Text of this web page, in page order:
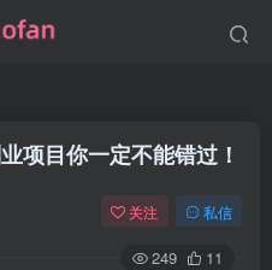
项目你一定不能错过！
关注 私信
249 11